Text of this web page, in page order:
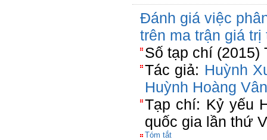
Đánh giá việc
trên ma trận giá
Số tạp chí (2015)
Tác giả: Huỳnh
Huỳnh Hoàng Vân
Tạp chí: Kỷ yếu
quốc gia lần thứ
Tóm tắt